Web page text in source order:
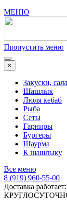
МЕНЮ
Пропустить меню
×
Закуски,
Шашлык
Люля кебаб
Рыба
Сеты
Гарниры
Бургеры
Шаурма
К шашлыку
Все меню
8 (919) 960-55-00
Доставка работает: